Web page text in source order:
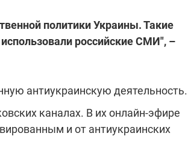
политики Украины. Такие
российские СМИ", –
антиукраинскую деятельность.
каналах. В их онлайн-эфире
и от антиукраинских